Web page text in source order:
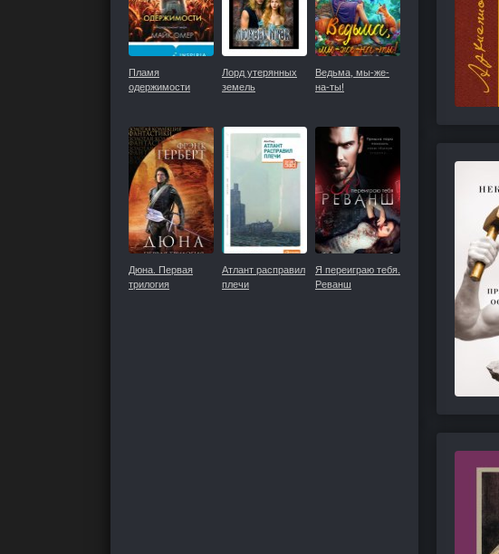
Пламя
одержимости
Лорд утерянных
земель
Ведьма, мы-же-
на-ты!
Дюна. Первая
трилогия
Атлант расправил
плечи
Я переиграю тебя.
Реванш